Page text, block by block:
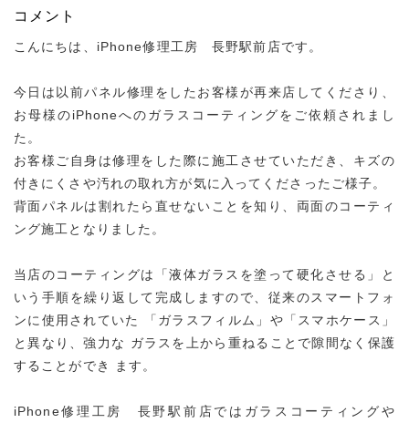
コメント
こんにちは、iPhone修理工房 長野駅前店です。
今日は以前パネル修理をしたお客様が再来店してくださり、
お母様のiPhoneへのガラスコーティングをご依頼されまし
た。
お客様ご自身は修理をした際に施工させていただき、キズの
付きにくさや汚れの取れ方が気に入ってくださったご様子。
背面パネルは割れたら直せないことを知り、両面のコーティ
ング施工となりました。
当店のコーティングは「液体ガラスを塗って硬化させる」と
いう手順を繰り返して完成しますので、従来のスマートフォ
ンに使用されていた 「ガラスフィルム」や「スマホケース」
と異なり、強力な ガラスを上から重ねることで隙間なく保護
することができ ます。
iPhone修理工房 長野駅前店ではガラスコーティングや